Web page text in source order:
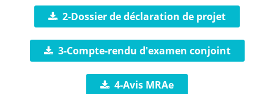
2-Dossier de déclaration de projet
3-Compte-rendu d'examen conjoint
4-Avis MRAe